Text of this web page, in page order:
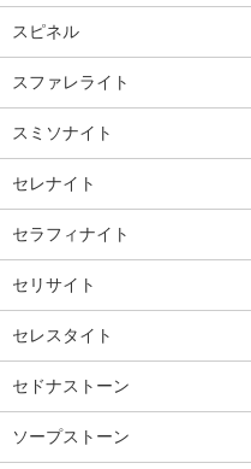
スピネル
スファレライト
スミソナイト
セレナイト
セラフィナイト
セリサイト
セレスタイト
セドナストーン
ソープストーン